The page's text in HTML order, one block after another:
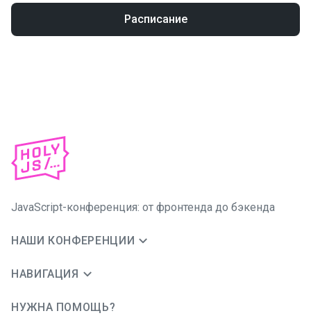
Расписание
JavaScript-конференция: от фронтенда до бэкенда
НАШИ КОНФЕРЕНЦИИ
НАВИГАЦИЯ
НУЖНА ПОМОЩЬ?